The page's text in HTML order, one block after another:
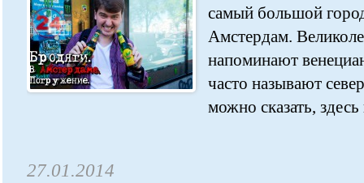
самый большой
Амстердам.
напоминают
часто называют
можно сказать, здесь
27.01.2014